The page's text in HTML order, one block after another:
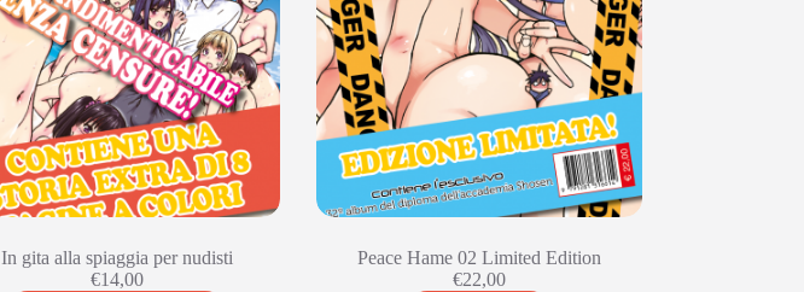
In gita alla spiaggia per nudisti
€14,00
Peace Hame 02 Limited Edition
€22,00